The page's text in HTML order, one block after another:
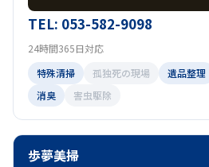
TEL: 053-582-9098
24時間365日対応
特殊清掃
孤独死の現場 遺品整理
消臭
害虫駆除
歩夢美掃